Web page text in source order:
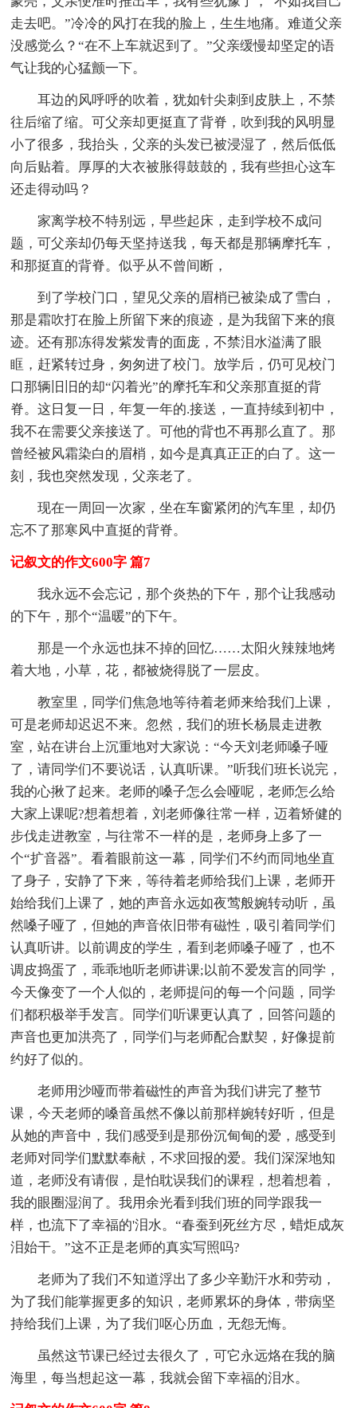
走去吧。”冷冷的风打在我的脸上，生生地痛。难道父亲
没感觉么？“在不上车就迟到了。”父亲缓慢却坚定的语
气让我的心猛颤一下。
耳边的风呼呼的吹着，犹如针尖刺到皮肤上，不禁
往后缩了缩。可父亲却更挺直了背脊，吹到我的风明显
小了很多，我抬头，父亲的头发已被浸湿了，然后低低
向后贴着。厚厚的大衣被胀得鼓鼓的，我有些担心这车
还走得动吗？
家离学校不特别远，早些起床，走到学校不成问
题，可父亲却仍每天坚持送我，每天都是那辆摩托车，
和那挺直的背脊。似乎从不曾间断，
到了学校门口，望见父亲的眉梢已被染成了雪白，
那是霜吹打在脸上所留下来的痕迹，是为我留下来的痕
迹。还有那冻得发紫发青的面庞，不禁泪水溢满了眼
眶，赶紧转过身，匆匆进了校门。放学后，仍可见校门
口那辆旧旧的却“闪着光”的摩托车和父亲那直挺的背
脊。这日复一日，年复一年的.接送，一直持续到初中，
我不在需要父亲接送了。可他的背也不再那么直了。那
曾经被风霜染白的眉梢，如今是真真正正的白了。这一
刻，我也突然发现，父亲老了。
现在一周回一次家，坐在车窗紧闭的汽车里，却仍
忘不了那寒风中直挺的背脊。
记叙文的作文600字 篇7
我永远不会忘记，那个炎热的下午，那个让我感动
的下午，那个“温暖”的下午。
那是一个永远也抹不掉的回忆……太阳火辣辣地烤
着大地，小草，花，都被烧得脱了一层皮。
教室里，同学们焦急地等待着老师来给我们上课，
可是老师却迟迟不来。忽然，我们的班长杨晨走进教
室，站在讲台上沉重地对大家说：“今天刘老师嗓子哑
了，请同学们不要说话，认真听课。”听我们班长说完，
我的心揪了起来。老师的嗓子怎么会哑呢，老师怎么给
大家上课呢?想着想着，刘老师像往常一样，迈着矫健的
步伐走进教室，与往常不一样的是，老师身上多了一
个“扩音器”。看着眼前这一幕，同学们不约而同地坐直
了身子，安静了下来，等待着老师给我们上课，老师开
始给我们上课了，她的声音永远如夜莺般婉转动听，虽
然嗓子哑了，但她的声音依旧带有磁性，吸引着同学们
认真听讲。以前调皮的学生，看到老师嗓子哑了，也不
调皮捣蛋了，乖乖地听老师讲课;以前不爱发言的同学，
今天像变了一个人似的，老师提问的每一个问题，同学
们都积极举手发言。同学们听课更认真了，回答问题的
声音也更加洪亮了，同学们与老师配合默契，好像提前
约好了似的。
老师用沙哑而带着磁性的声音为我们讲完了整节
课，今天老师的嗓音虽然不像以前那样婉转好听，但是
从她的声音中，我们感受到是那份沉甸甸的爱，感受到
老师对同学们默默奉献，不求回报的爱。我们深深地知
道，老师没有请假，是怕耽误我们的课程，想着想着，
我的眼圈湿润了。我用余光看到我们班的同学跟我一
样，也流下了幸福的'泪水。“春蚕到死丝方尽，蜡炬成灰
泪始干。”这不正是老师的真实写照吗?
老师为了我们不知道浮出了多少辛勤汗水和劳动，
为了我们能掌握更多的知识，老师累坏的身体，带病坚
持给我们上课，为了我们呕心历血，无怨无悔。
虽然这节课已经过去很久了，可它永远烙在我的脑
海里，每当想起这一幕，我就会留下幸福的泪水。